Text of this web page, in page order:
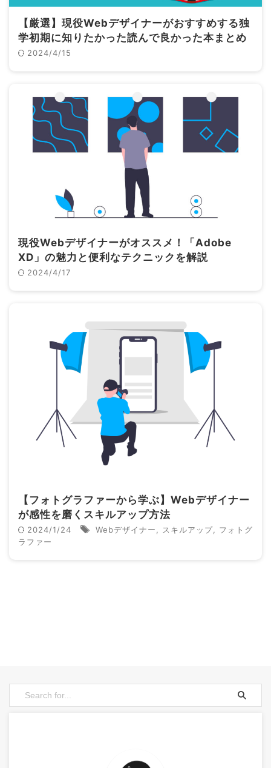
【厳選】現役Webデザイナーがおすすめする独
学初期に知りたかった読んで良かった本まとめ
2024/4/15
現役Webデザイナーがオススメ！「Adobe
XD」の魅力と便利なテクニックを解説
2024/4/17
【フォトグラファーから学ぶ】Webデザイナー
が感性を磨くスキルアップ方法
2024/1/24 Webデザイナー スキルアップ
フォトグ
ラファー